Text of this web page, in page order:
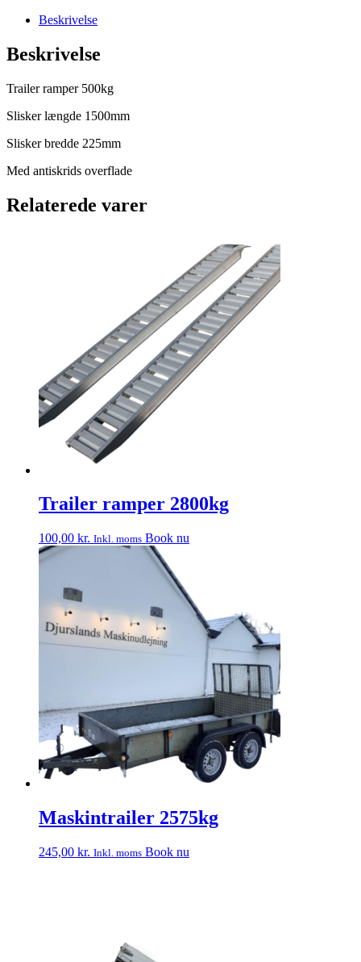
Beskrivelse
Beskrivelse
Trailer ramper 500kg
Slisker længde 1500mm
Slisker bredde 225mm
Med antiskrids overflade
Relaterede varer
Trailer ramper 2800kg
100,00 kr. Inkl. moms Book nu
Maskintrailer 2575kg
245,00 kr. Inkl. moms Book nu